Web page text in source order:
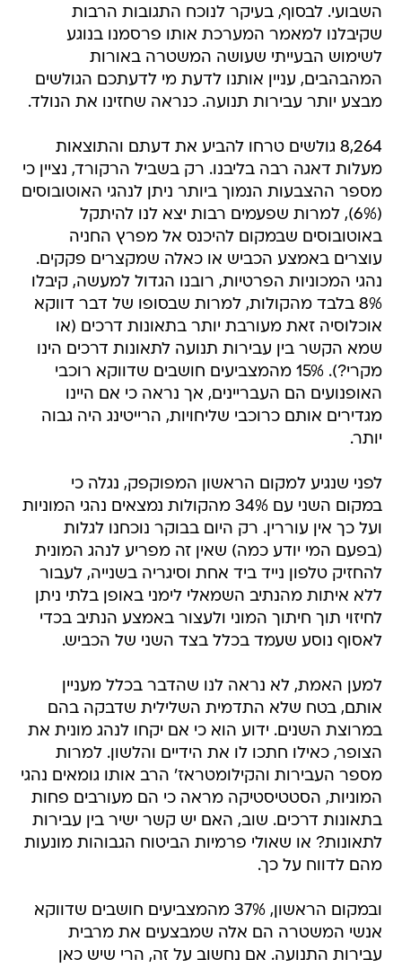
השבועי. לבסוף, בעיקר לנוכח התגובות הרבות
שקיבלנו למאמר המערכת אותו פרסמנו בנוגע
לשימוש הבעייתי שעושה המשטרה באורות
המהבהבים, עניין אותנו לדעת מי לדעתכם הגולשים
מבצע יותר עבירות תנועה. כנראה שחזינו את הנולד.
8,264 גולשים טרחו להביע את דעתם והתוצאות
מעלות דאגה רבה בליבנו. רק בשביל הרקורד, נציין כי
מספר ההצבעות הנמוך ביותר ניתן לנהגי האוטובוסים
(6%), למרות שפעמים רבות יצא לנו להיתקל
באוטובוסים שבמקום להיכנס אל מפרץ החניה
עוצרים באמצע הכביש או כאלה שמקצרים פקקים.
נהגי המכוניות הפרטיות, רובנו הגדול למעשה, קיבלו
8% בלבד מהקולות, למרות שבסופו של דבר דווקא
אוכלוסיה זאת מעורבת יותר בתאונות דרכים (או
שמא הקשר בין עבירות תנועה לתאונות דרכים הינו
מקרי?). 15% מהמצביעים חושבים שדווקא רוכבי
האופנועים הם העבריינים, אך נראה כי אם היינו
מגדירים אותם כרוכבי שליחויות, הרייטינג היה גבוה
יותר.
לפני שנגיע למקום הראשון המפוקפק, נגלה כי
במקום השני עם 34% מהקולות נמצאים נהגי המוניות
ועל כך אין עוררין. רק היום בבוקר נוכחנו לגלות
(בפעם המי יודע כמה) שאין זה מפריע לנהג המונית
להחזיק טלפון נייד ביד אחת וסיגריה בשנייה, לעבור
ללא איתות מהנתיב השמאלי לימני באופן בלתי ניתן
לחיזוי תוך חיתוך המוני ולעצור באמצע הנתיב בכדי
לאסוף נוסע שעמד בכלל בצד השני של הכביש.
למען האמת, לא נראה לנו שהדבר בכלל מעניין
אותם, בטח שלא התדמית השלילית שדבקה בהם
במרוצת השנים. ידוע הוא כי אם יקחו לנהג מונית את
הצופר, כאילו חתכו לו את הידיים והלשון. למרות
מספר העבירות והקילומטראז' הרב אותו גומאים נהגי
המוניות, הסטטיסטיקה מראה כי הם מעורבים פחות
בתאונות דרכים. שוב, האם יש קשר ישיר בין עבירות
לתאונות? או שאולי פרמיות הביטוח הגבוהות מונעות
מהם לדווח על כך.
ובמקום הראשון, 37% מהמצביעים חושבים שדווקא
אנשי המשטרה הם אלה שמבצעים את מרבית
עבירות התנועה. אם נחשוב על זה, הרי שיש כאן